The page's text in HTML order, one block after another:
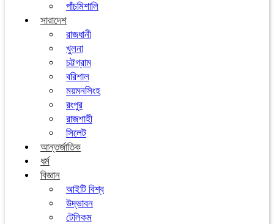
পাঁচমিশালি
সারাদেশ
রাজধানী
খুলনা
চট্টগ্রাম
বরিশাল
ময়মনসিংহ
রংপুর
রাজশাহী
সিলেট
আন্তর্জাতিক
ধর্ম
বিজ্ঞান
আইটি বিশ্ব
উদ্ভাবন
টেলিকম